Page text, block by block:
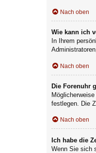
Nach oben
Wie kann ich
In Ihrem
Nach oben
Die Forenuhr
festlegen. Die
Nach oben
Ich habe die
Wenn Sie sich